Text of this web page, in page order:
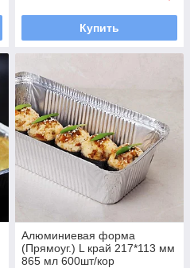
Купить
Алюминиевая форма
(Прямоуг.) L край 217*113 мм
865 мл 600шт/кор